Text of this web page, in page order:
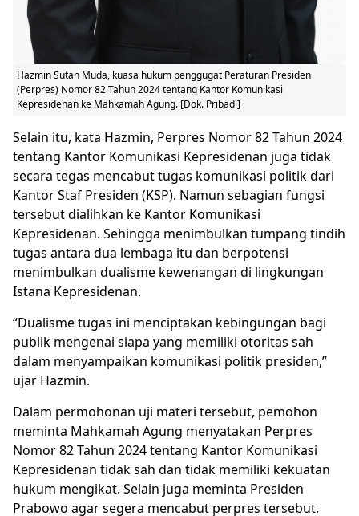
Hazmin Sutan Muda, kuasa hukum penggugat Peraturan Presiden
(Perpres) Nomor 82 Tahun 2024 tentang Kantor Komunikasi
Kepresidenan ke Mahkamah Agung. [Dok. Pribadi]
Selain itu, kata Hazmin, Perpres Nomor 82 Tahun 2024
tentang Kantor Komunikasi Kepresidenan juga tidak
secara tegas mencabut tugas komunikasi politik dari
Kantor Staf Presiden (KSP). Namun sebagian fungsi
tersebut dialihkan ke Kantor Komunikasi
Kepresidenan. Sehingga menimbulkan tumpang tindih
tugas antara dua lembaga itu dan berpotensi
menimbulkan dualisme kewenangan di lingkungan
Istana Kepresidenan.
“Dualisme tugas ini menciptakan kebingungan bagi
publik mengenai siapa yang memiliki otoritas sah
dalam menyampaikan komunikasi politik presiden,”
ujar Hazmin.
Dalam permohonan uji materi tersebut, pemohon
meminta Mahkamah Agung menyatakan Perpres
Nomor 82 Tahun 2024 tentang Kantor Komunikasi
Kepresidenan tidak sah dan tidak memiliki kekuatan
hukum mengikat. Selain juga meminta Presiden
Prabowo agar segera mencabut perpres tersebut.